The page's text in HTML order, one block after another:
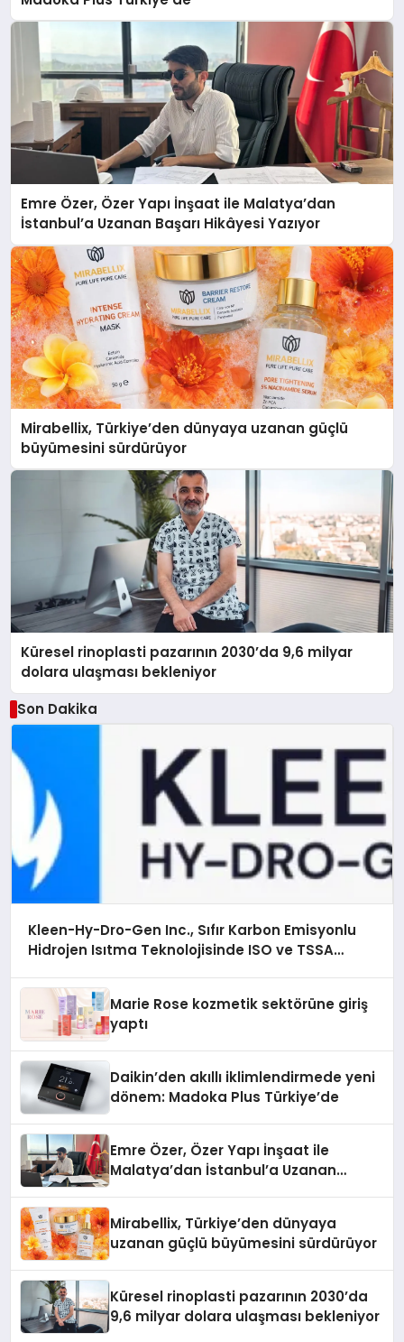
Emre Özer, Özer Yapı İnşaat ile Malatya’dan
İstanbul’a Uzanan Başarı Hikâyesi Yazıyor
Mirabellix, Türkiye’den dünyaya uzanan güçlü
büyümesini sürdürüyor
Küresel rinoplasti pazarının 2030’da 9,6 milyar
dolara ulaşması bekleniyor
Son Dakika
Kleen-Hy-Dro-Gen Inc., Sıfır Karbon Emisyonlu
Hidrojen Isıtma Teknolojisinde ISO ve TSSA
Marie Rose kozmetik sektörüne giriş
yaptı
Daikin’den akıllı iklimlendirmede yeni
dönem: Madoka Plus Türkiye’de
Emre Özer, Özer Yapı İnşaat ile
Malatya’dan İstanbul’a Uzanan
Mirabellix, Türkiye’den dünyaya
uzanan güçlü büyümesini sürdürüyor
Küresel rinoplasti pazarının 2030’da
9,6 milyar dolara ulaşması bekleniyor